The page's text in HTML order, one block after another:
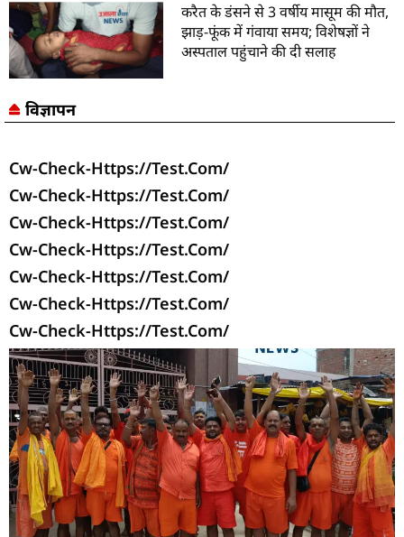
करैत के डंसने से 3 वर्षीय मासूम की मौत,
झाड़-फूंक में गंवाया समय; विशेषज्ञों ने
अस्पताल पहुंचाने की दी सलाह
विज्ञापन
Cw-Check-Https://test.com/
Cw-Check-Https://test.com/
Cw-Check-Https://test.com/
Cw-Check-Https://test.com/
Cw-Check-Https://test.com/
Cw-Check-Https://test.com/
Cw-Check-Https://test.com/